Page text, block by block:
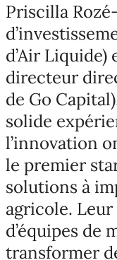
Priscilla
d’Air
directeur
de Go
solide
l’innovation
le premier
solutions à
agricole. Leur
d’équipes de
transformer